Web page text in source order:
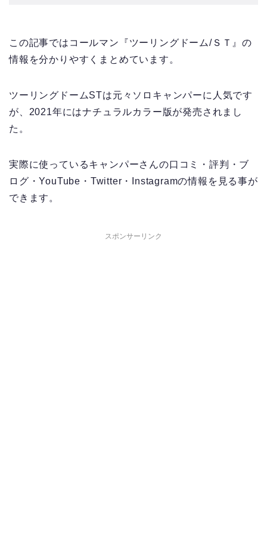
この記事ではコールマン『ツーリングドーム/ＳＴ』の
情報を分かりやすくまとめています。
ツーリングドームSTは元々ソロキャンパーに人気です
が、2021年にはナチュラルカラー版が発売されまし
た。
実際に使っているキャンパーさんの口コミ・評判・ブ
ログ・YouTube・Twitter・Instagramの情報を見る事が
できます。
スポンサーリンク